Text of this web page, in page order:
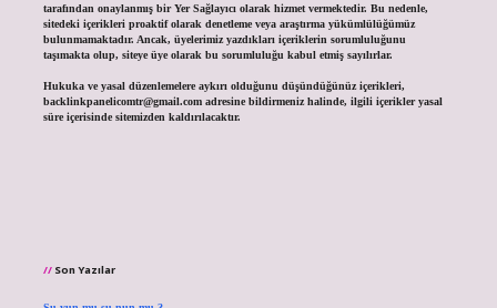
tarafından onaylanmış bir Yer Sağlayıcı olarak hizmet vermektedir. Bu nedenle,
sitedeki içerikleri proaktif olarak denetleme veya araştırma yükümlülüğümüz
bulunmamaktadır. Ancak, üyelerimiz yazdıkları içeriklerin sorumluluğunu
taşımakta olup, siteye üye olarak bu sorumluluğu kabul etmiş sayılırlar.
Hukuka ve yasal düzenlemelere aykırı olduğunu düşündüğünüz içerikleri,
backlinkpanelicomtr@gmail.comadresine bildirmeniz halinde, ilgili içerikler yasal
süre içerisinde sitemizden kaldırılacaktır.
Son Yazılar